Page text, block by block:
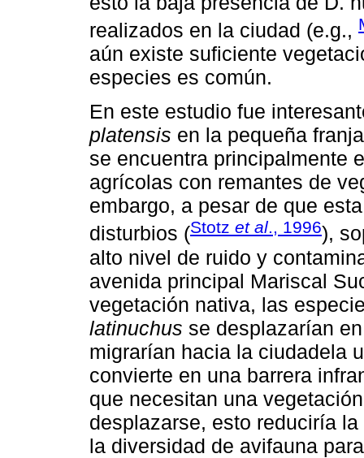
realizados en la ciudad (e.g.,
aún existe suficiente
especies es común.
En este estudio fue
platensis en la pequeña
se encuentra principalmente
agrícolas con remantes de
embargo, a pesar de que
disturbios (Stotz et al., 1996),
alto nivel de ruido y
avenida principal Mariscal
vegetación nativa, las
latinuchus se desplazarían
migrarían hacia la ciudadela
convierte en una barrera
que necesitan una
desplazarse, esto reduciría
la diversidad de avifauna